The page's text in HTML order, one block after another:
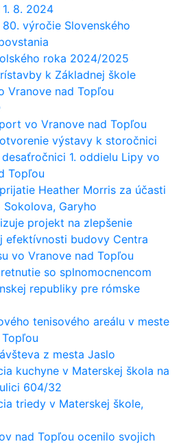
8. 2024
výročie Slovenského
roka 2024/2025
k Základnej škole
Vranove nad Topľou
vo Vranove nad Topľou
výstavy k storočnici
1. oddielu Lipy vo
Topľou
Heather Morris za účasti
Sokolova, Garyho
projekt na zlepšenie
efektívnosti budovy Centra
vo Vranove nad Topľou
so splnomocnencom
republiky pre rómske
tenisového areálu v meste
z mesta Jaslo
kuchyne v Materskej škola na
604/32
triedy v Materskej škole,
nad Topľou ocenilo svojich